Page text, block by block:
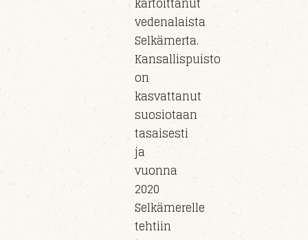
vedenalaista
Selkämerta.
Kansallispuisto
on
kasvattanut
suosiotaan
tasaisesti
ja
vuonna
2020
Selkämerelle
tehtiin